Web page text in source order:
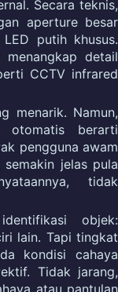
Secara teknis,
aperture besar
putih khusus.
menangkap detail
CCTV infrared
menarik. Namun,
otomatis berarti
pengguna awam
semakin jelas pula
tidak
objek:
lain. Tapi tingkat
kondisi cahaya
Tidak jarang,
atau pantulan